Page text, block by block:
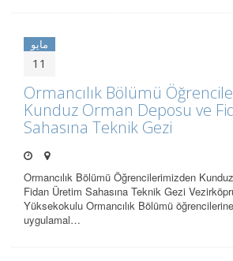
مايو
11
Ormancılık Bölümü
Kunduz Orman Deposu ve
Sahasına Teknik Gezi
Ormancılık Bölümü Öğrencilerimizden
Fidan Üretim Sahasına Teknik Gezi
Yüksekokulu Ormancılık Bölümü
uygulamal…